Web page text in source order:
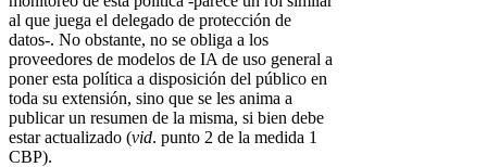
al que juega el delegado de protección de
datos-. No obstante, no se obliga a los
proveedores de modelos de IA de uso general a
poner esta política a disposición del público en
toda su extensión, sino que se les anima a
publicar un resumen de la misma, si bien debe
estar actualizado (vid. punto 2 de la medida 1
CBP).